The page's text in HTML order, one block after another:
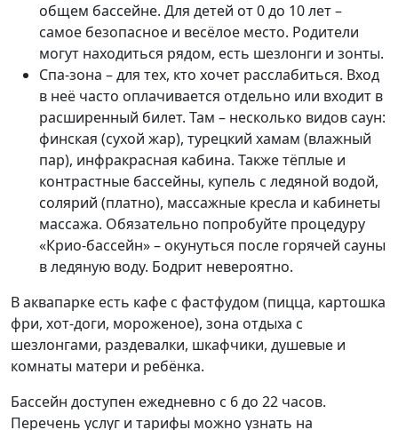
общем бассейне. Для детей от 0 до 10 лет –
самое безопасное и весёлое место. Родители
могут находиться рядом, есть шезлонги и зонты.
Спа-зона – для тех, кто хочет расслабиться. Вход
в неё часто оплачивается отдельно или входит в
расширенный билет. Там – несколько видов саун:
финская (сухой жар), турецкий хамам (влажный
пар), инфракрасная кабина. Также тёплые и
контрастные бассейны, купель с ледяной водой,
солярий (платно), массажные кресла и кабинеты
массажа. Обязательно попробуйте процедуру
«Крио-бассейн» – окунуться после горячей сауны
в ледяную воду. Бодрит невероятно.
В аквапарке есть кафе с фастфудом (пицца, картошка
фри, хот-доги, мороженое), зона отдыха с
шезлонгами, раздевалки, шкафчики, душевые и
комнаты матери и ребёнка.
Бассейн доступен ежедневно с 6 до 22 часов.
Перечень услуг и тарифы можно узнать на